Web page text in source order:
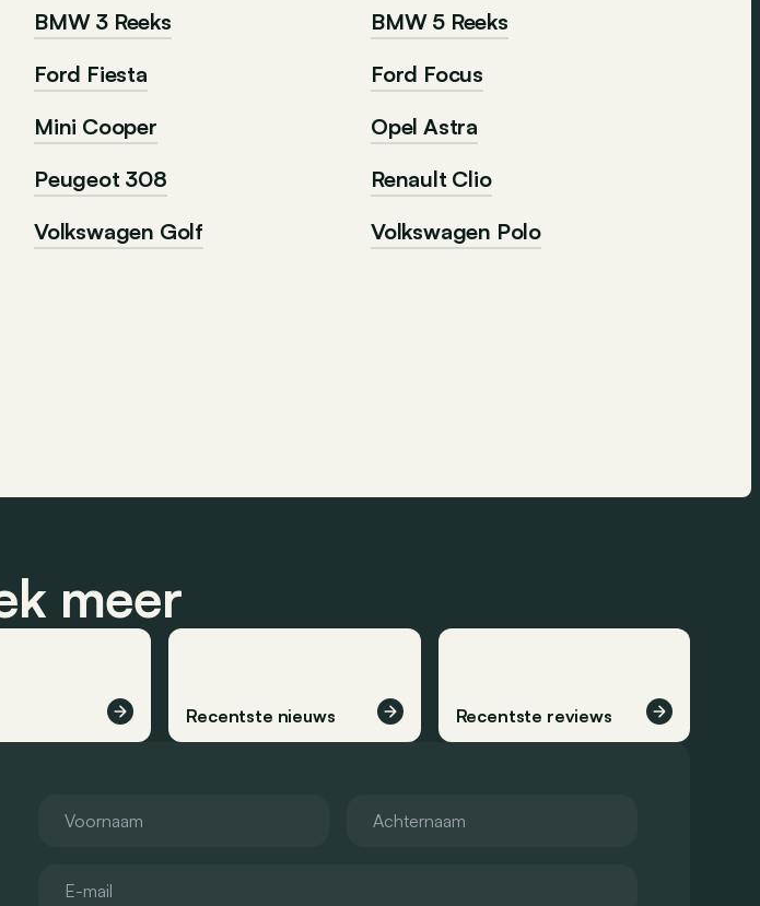
BMW 3 Reeks
BMW 5 Reeks
Ford Fiesta
Ford Focus
Mini Cooper
Opel Astra
Peugeot 308
Renault Clio
Volkswagen Golf Volkswagen Polo
meer
Recentste nieuws Recentste reviews